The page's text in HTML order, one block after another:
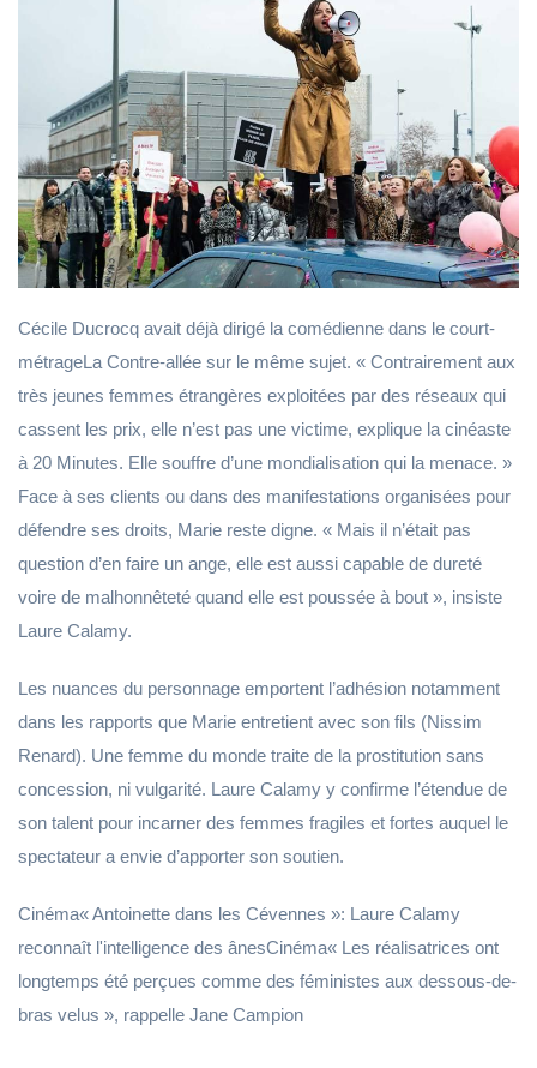
Cécile Ducrocq avait déjà dirigé la comédienne dans le court-
métrageLa Contre-allée sur le même sujet. « Contrairement aux
très jeunes femmes étrangères exploitées par des réseaux qui
cassent les prix, elle n’est pas une victime, explique la cinéaste
à 20 Minutes. Elle souffre d’une mondialisation qui la menace. »
Face à ses clients ou dans des manifestations organisées pour
défendre ses droits, Marie reste digne. « Mais il n’était pas
question d’en faire un ange, elle est aussi capable de dureté
voire de malhonnêteté quand elle est poussée à bout », insiste
Laure Calamy.
Les nuances du personnage emportent l’adhésion notamment
dans les rapports que Marie entretient avec son fils (Nissim
Renard). Une femme du monde traite de la prostitution sans
concession, ni vulgarité. Laure Calamy y confirme l’étendue de
son talent pour incarner des femmes fragiles et fortes auquel le
spectateur a envie d’apporter son soutien.
Cinéma« Antoinette dans les Cévennes »: Laure Calamy
reconnaît l'intelligence des ânesCinéma« Les réalisatrices ont
longtemps été perçues comme des féministes aux dessous-de-
bras velus », rappelle Jane Campion